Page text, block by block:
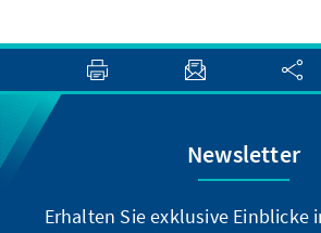
Newsletter
Erhalten Sie exklusive Einblicke